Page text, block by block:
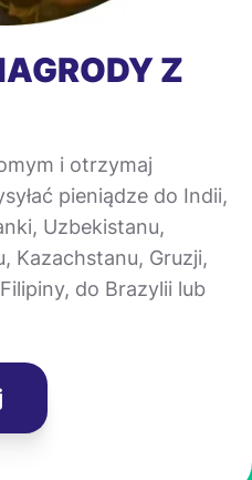
Z
i otrzymaj
pieniądze do Indii,
Uzbekistanu,
Kazachstanu, Gruzji,
do Brazylii lub